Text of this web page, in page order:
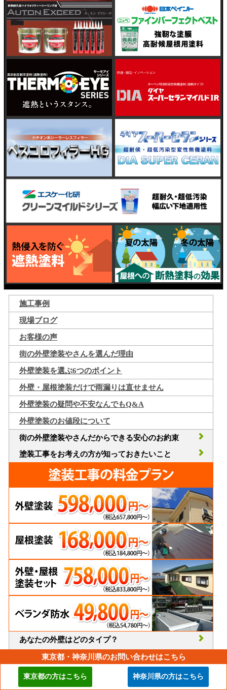
施工事例
現場ブログ
お客様の声
街の外壁塗装やさんを選んだ理由
外壁塗装を選ぶ6つのポイント
外壁・屋根塗装だけで雨漏りは直せません
外壁塗装の疑問や不安なんでもQ&A
外壁塗装のお値段について
街の外壁塗装やさんだからできる安心のお約束
塗装工事をお考えの方が知っておきたいこと
あなたの外壁はどのタイプ？
知って得する塗装工事の豆知識
外壁塗装はどこに頼んだらいい？
東京都・神奈川県のお問い合わせはこちら
東京都の方はこちら 神奈川県の方はこちら